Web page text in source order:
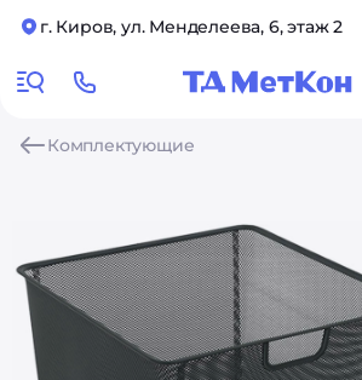
г. Киров, ул. Менделеева, 6, этаж 2
Комплектующие